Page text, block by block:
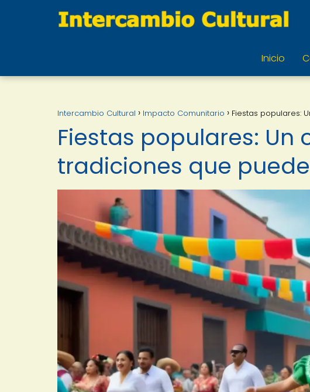
Inicio
Intercambio Cultural Impacto Comunitario Fiestas populares:
Fiestas populares: Un
tradiciones que